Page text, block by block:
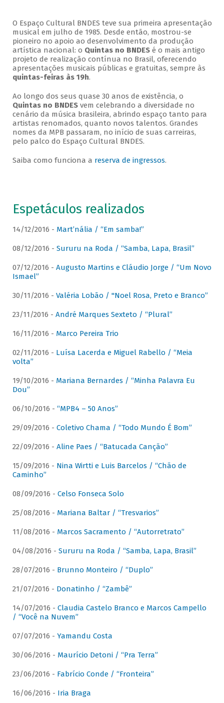
O Espaço Cultural BNDES teve sua primeira apresentação
musical em julho de 1985. Desde então, mostrou-se
pioneiro no apoio ao desenvolvimento da produção
artística nacional: o Quintas no BNDESé o mais antigo
projeto de realização contínua no Brasil, oferecendo
apresentações musicais públicas e gratuitas, sempre às
quintas-feiras às 19h.
Ao longo dos seus quase 30 anos de existência, o
Quintas no BNDESvem celebrando a diversidade no
cenário da música brasileira, abrindo espaço tanto para
artistas renomados, quanto novos talentos. Grandes
nomes da MPB passaram, no início de suas carreiras,
pelo palco do Espaço Cultural BNDES.
Saiba como funciona a reserva de ingressos.
Espetáculos realizados
14/12/2016 - Mart’nália / “Em samba!”
08/12/2016 - Sururu na Roda / “Samba, Lapa, Brasil”
07/12/2016 - Augusto Martins e Cláudio Jorge / “Um Novo
Ismael”
30/11/2016 - Valéria Lobão / "Noel Rosa, Preto e Branco”
23/11/2016 - André Marques Sexteto / “Plural”
16/11/2016 - Marco Pereira Trio
02/11/2016 - Luísa Lacerda e Miguel Rabello / “Meia
volta”
19/10/2016 - Mariana Bernardes / “Minha Palavra Eu
Dou”
06/10/2016 - “MPB4 – 50 Anos”
29/09/2016 - Coletivo Chama / “Todo Mundo É Bom”
22/09/2016 - Aline Paes / “Batucada Canção”
15/09/2016 - Nina Wirtti e Luis Barcelos / “Chão de
Caminho”
08/09/2016 - Celso Fonseca Solo
25/08/2016 - Mariana Baltar / “Tresvarios”
11/08/2016 - Marcos Sacramento / “Autorretrato”
04/08/2016 - Sururu na Roda / “Samba, Lapa, Brasil”
28/07/2016 - Brunno Monteiro / “Duplo”
21/07/2016 - Donatinho / “Zambê”
14/07/2016 - Claudia Castelo Branco e Marcos Campello
/ “Você na Nuvem”
07/07/2016 - Yamandu Costa
30/06/2016 - Maurício Detoni / “Pra Terra”
23/06/2016 - Fabrício Conde / “Fronteira”
16/06/2016 - Iria Braga